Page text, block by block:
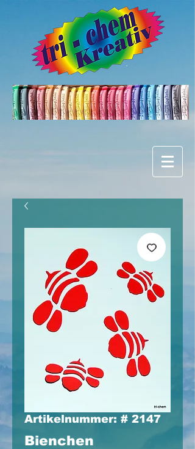
Artikelnummer: # 2147
Bienchen